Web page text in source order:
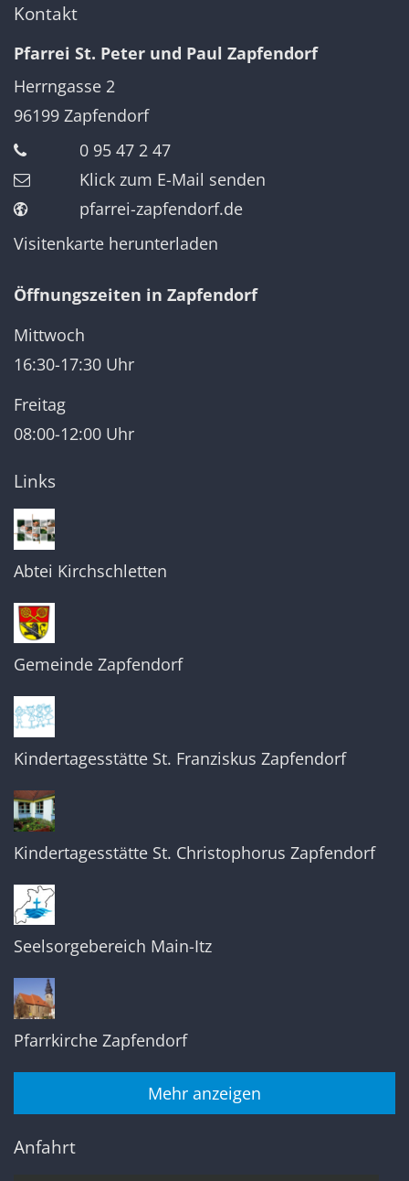
Kontakt
Pfarrei St. Peter und Paul Zapfendorf
Herrngasse 2
96199 Zapfendorf
0 95 47 2 47
Klick zum E-Mail senden
pfarrei-zapfendorf.de
Visitenkarte herunterladen
Öffnungszeiten in Zapfendorf
Mittwoch
16:30-17:30 Uhr
Freitag
08:00-12:00 Uhr
Links
Abtei Kirchschletten
Gemeinde Zapfendorf
Kindertagesstätte St. Franziskus Zapfendorf
Kindertagesstätte St. Christophorus Zapfendorf
Seelsorgebereich Main-Itz
Pfarrkirche Zapfendorf
Mehr anzeigen
Anfahrt